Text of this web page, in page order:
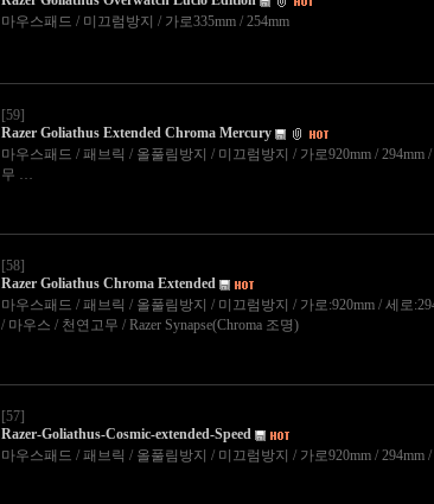
마우스패드 / 미끄럼방지 / 가로335mm / 254mm
[59]
Razer Goliathus Extended Chroma Mercury
마우스패드 / 패브릭 / 올풀림방지 / 미끄럼방지 / 가로920mm / 294mm
무 …
[58]
Razer Goliathus Chroma Extended
마우스패드 / 패브릭 / 올풀림방지 / 미끄럼방지 / 가로:920mm / 세로
/ 마우스 / 천연고무 / Razer Synapse(Chroma 조명)
[57]
Razer-Goliathus-Cosmic-extended-Speed
마우스패드 / 패브릭 / 올풀림방지 / 미끄럼방지 / 가로920mm / 294mm